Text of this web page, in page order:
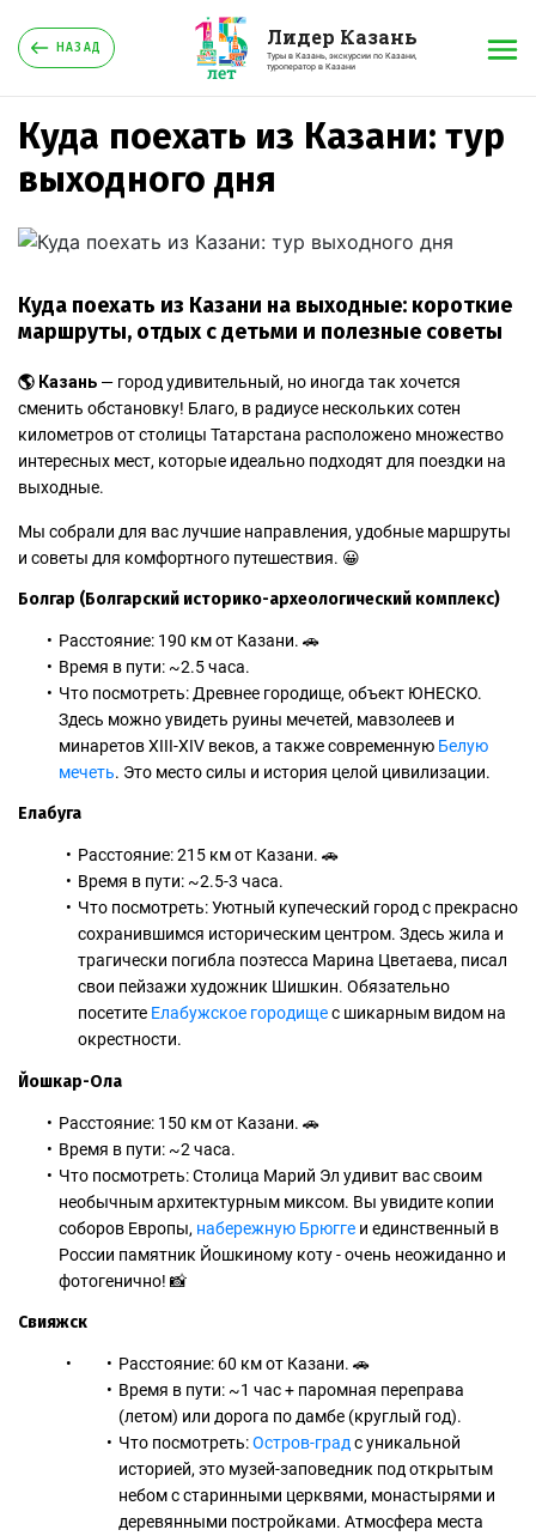
НАЗАД Лидер Казань
Туры в Казань, экскурсии по Казани,
туроператор в Казани
Куда поехать из Казани: тур
выходного дня
Куда поехать из Казани на выходные: короткие
маршруты, отдых с детьми и полезные советы
🌎 Казань — город удивительный, но иногда так хочется
сменить обстановку! Благо, в радиусе нескольких сотен
километров от столицы Татарстана расположено множество
интересных мест, которые идеально подходят для поездки на
выходные.
Мы собрали для вас лучшие направления, удобные маршруты
и советы для комфортного путешествия. 😀
Болгар (Болгарский историко-археологический комплекс)
Расстояние: 190 км от Казани. 🚗
Время в пути: ~2.5 часа.
Что посмотреть: Древнее городище, объект ЮНЕСКО.
Здесь можно увидеть руины мечетей, мавзолеев и
минаретов XIII-XIV веков, а также современную Белую
мечеть. Это место силы и история целой цивилизации.
Елабуга
Расстояние: 215 км от Казани. 🚗
Время в пути: ~2.5-3 часа.
Что посмотреть: Уютный купеческий город с прекрасно
сохранившимся историческим центром. Здесь жила и
трагически погибла поэтесса Марина Цветаева, писал
свои пейзажи художник Шишкин. Обязательно
посетите Елабужское городищес шикарным видом на
окрестности.
Йошкар-Ола
Расстояние: 150 км от Казани. 🚗
Время в пути: ~2 часа.
Что посмотреть: Столица Марий Эл удивит вас своим
необычным архитектурным миксом. Вы увидите копии
соборов Европы, набережную Брюгге и единственный в
России памятник Йошкиному коту - очень неожиданно и
фотогенично! 📸
Свияжск
Расстояние: 60 км от Казани. 🚗
Время в пути: ~1 час + паромная переправа
(летом) или дорога по дамбе (круглый год).
Что посмотреть:Остров-град с уникальной
историей, это музей-заповедник под открытым
небом с старинными церквями, монастырями и
деревянными постройками. Атмосфера места